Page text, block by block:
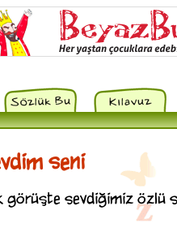
seni
görüşte sevdiğimiz özlü